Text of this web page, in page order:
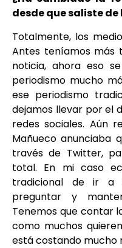
desde que saliste
Totalmente, los
Antes teníamos más
noticia, ahora eso
periodismo mucho
ese periodismo
dejamos llevar por el
redes sociales. Aún
Mañueco anunciaba
través de Twitter,
total. En mi caso
tradicional de ir a
preguntar y
Tenemos que contar
como muchos
está costando mucho